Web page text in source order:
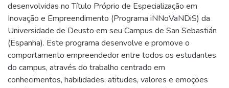
desenvolvidas no Título Próprio de Especialização em
Inovação e Empreendimento (Programa iNNoVaNDiS) da
Universidade de Deusto em seu Campus de San Sebastián
(Espanha). Este programa desenvolve e promove o
comportamento empreendedor entre todos os estudantes
do campus, através do trabalho centrado em
conhecimentos, habilidades, atitudes, valores e emoções